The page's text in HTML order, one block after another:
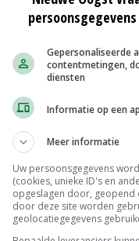
plaatsen waar
meer voorvallen
Van Beuzekom.
iets gebeuren aan
moeten
worden hier de
is vastgesteld door
mogelijkheden.
Gepersonaliseerde
contentmetingen,
diensten
Informatie op een
Meer informatie
Uw persoonsgegevens
(cookies, unieke ID's en
opgeslagen door,
door deze site worden
geolocatiegegevens